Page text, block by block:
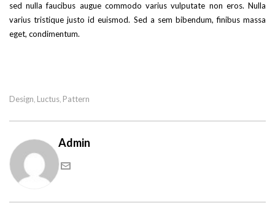
sed nulla faucibus augue commodo varius vulputate non eros. Nulla
varius tristique justo id euismod. Sed a sem bibendum, finibus massa
eget, condimentum.
Design, Luctus, Pattern
Admin